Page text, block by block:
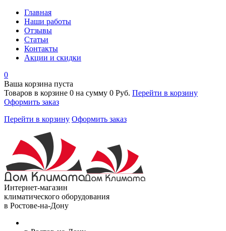
Главная
Наши работы
Отзывы
Статьи
Контакты
Акции и скидки
0
Ваша корзина пуста
Товаров в корзине 0 на сумму 0 Руб. Перейти в корзину
Оформить заказ
Перейти в корзину Оформить заказ
Интернет-магазин
климатического оборудования
в Ростове-на-Дону